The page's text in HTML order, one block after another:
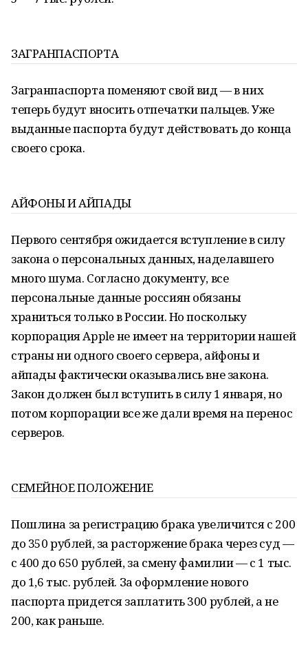
ЗАГРАНПАСПОРТА
Загранпаспорта поменяют свой вид — в них
теперь будут вносить отпечатки пальцев. Уже
выданные паспорта будут действовать до конца
своего срока.
АЙФОНЫ И АЙПАДЫ
Первого сентября ожидается вступление в силу
закона о персональных данных, наделавшего
много шума. Согласно документу, все
персональные данные россиян обязаны
храниться только в России. Но поскольку
корпорация Apple не имеет на территории нашей
страны ни одного своего сервера, айфоны и
айпады фактически оказывались вне закона.
Закон должен был вступить в силу 1 января, но
потом корпорации все же дали время на перенос
серверов.
СЕМЕЙНОЕ ПОЛОЖЕНИЕ
Пошлина за регистрацию брака увеличится с 200
до 350 рублей, за расторжение брака через суд —
с 400 до 650 рублей, за смену фамилии — с 1 тыс.
до 1,6 тыс. рублей. За оформление нового
паспорта придется заплатить 300 рублей, а не
200, как раньше.